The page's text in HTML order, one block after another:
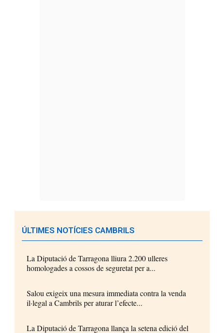
ÚLTIMES NOTÍCIES CAMBRILS
La Diputació de Tarragona lliura 2.200 ulleres
homologades a cossos de seguretat per a...
Salou exigeix una mesura immediata contra la venda
il·legal a Cambrils per aturar l’efecte...
La Diputació de Tarragona llança la setena edició del